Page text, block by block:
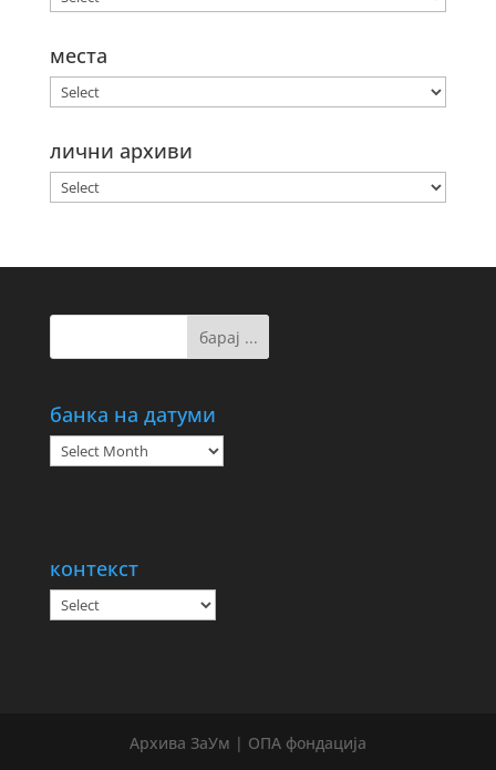
места
лични архиви
банка на датуми
банка
на
контекст
Архива ЗаУм | ОПА фондација